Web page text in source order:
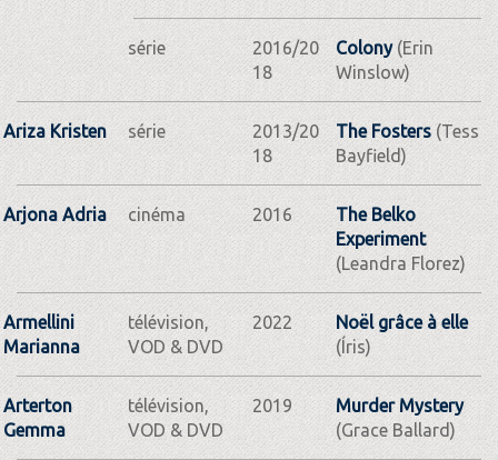
série
2016/20
18
Colony(Erin
Winslow)
Ariza Kristen série
2013/20
18
The Fosters(Tess
Bayfield)
Arjona Adria cinéma 2016
The Belko
Experiment
(Leandra Florez)
Armellini
Marianna
télévision,
VOD & DVD
2022
Noël grâce à elle
(Íris)
Arterton
Gemma
télévision,
VOD & DVD
2019
Murder Mystery
(Grace Ballard)